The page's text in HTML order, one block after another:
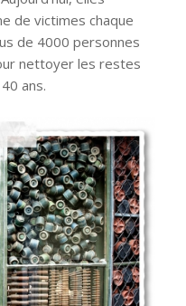
de victimes chaque
de 4000 personnes
nettoyer les restes
ans.